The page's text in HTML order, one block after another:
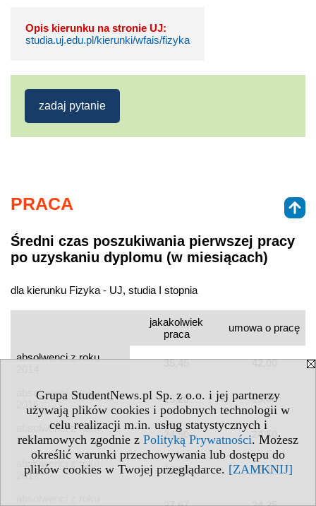
Grupa StudentNews.pl Sp. z o.o. i jej partnerzy
używają plików cookies i podobnych technologii w
celu realizacji m.in. usług statystycznych i
reklamowych zgodnie z Polityką Prywatności. Możesz
określić warunki przechowywania lub dostępu do
plików cookies w Twojej przeglądarce. [ZAMKNIJ]
Opis kierunku na stronie UJ:
studia.uj.edu.pl/kierunki/wfais/fizyka
zadaj pytanie
PRACA
Średni czas poszukiwania pierwszej pracy
po uzyskaniu dyplomu (w miesiącach)
dla kierunku Fizyka - UJ, studia I stopnia
jakakolwiek
praca
umowa o pracę
absolwenci z roku
35,45 42,00
absolwenci z roku
2015
25,20 13,00
absolwenci z roku
2016
24,50 24,50
absolwenci z roku
2017
19,00 19,17